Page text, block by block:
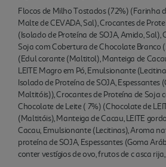
Flocos de Milho Tostados (72%) (Farinha
Malte de CEVADA, Sal), Crocantes de
(Isolado de Proteína de SOJA, Amido, Sal),
Soja com Cobertura de Chocolate Branco
(Edul corante (Maltitol), Manteiga de
LEITE Magro em Pó, Emulsionante
Isolado de Proteína de SOJA, Espessantes
Maltitóis)), Crocantes de Proteína de Soja
Chocolate de Leite ( 7%) (Chocolate de
(Maltitóis), Manteiga de Cacau, LEITE
Cacau, Emulsionante (Lecitinas), Aroma
proteína de SOJA, Espessantes (Goma
conter vestígios de ovo, frutos de c asca